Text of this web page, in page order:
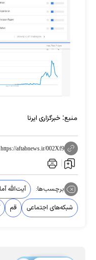
منبع: خبرگزاری ایرنا
https://aftabnews.ir/002Xf9
برچسب‌ها: آیت‌الله
شبکه‌های اجتماعی
قم